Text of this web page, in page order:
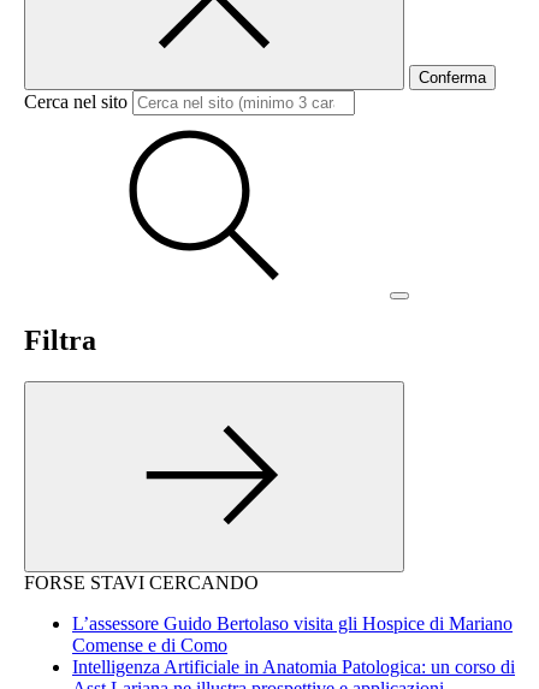
Conferma
Cerca nel sito
Filtra
FORSE STAVI CERCANDO
L’assessore Guido Bertolaso visita gli Hospice di Mariano
Comense e di Como
Intelligenza Artificiale in Anatomia Patologica: un corso di